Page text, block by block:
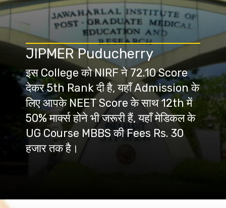
इस College को NIRF ने 72.10 Score
देकर 5th Rank दी है, यहाँ Admission के
लिए आपके NEET Score के साथ 12th में
50% मार्क्स होने भी जरूरी हैं, यहाँ मेडिकल के
UG Course MBBS की Fees Rs. 30
हजार तक है।
JIPMER Puducherry